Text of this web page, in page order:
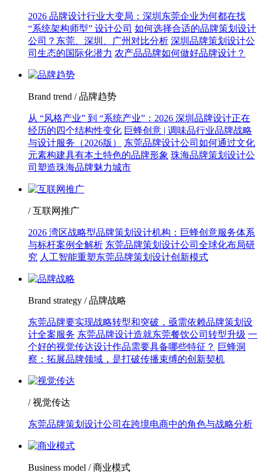
2026 品牌设计行业大变局：深圳东莞企业为何都在找
“系统架构师型” 设计公司 如何选择合适的品牌策划设计
公司？东莞、深圳、广州对比分析 深圳品牌策划设计公
司生态的国际化潜力 农产品品牌如何做好品牌设计？
Brand trend / 品牌趋势
从 “风格产业” 到 “系统产业”：2026 深圳品牌设计正在
经历的四个结构性变化 巨蜂创意 | 调味品行业品牌战略
与设计服务（2026版）
东莞品牌设计公司如何通过文化
元素构建具有本土特色的品牌形象 珠海品牌策划设计公
司塑造珠海品牌魅力城市
/ 互联网推广
2026 湾区战略型品牌策划设计机构：巨蜂创意服务体系
与标杆案例全解析 东莞品牌策划设计公司全球化布局研
究 人工智能重塑东莞品牌策划设计创新模式
Brand strategy / 品牌战略
东莞品牌要实现战略转型和突破，亟需依赖品牌策划设
计全案服务 东莞品牌设计造就东莞餐饮公司转型升级 一
个好的视觉传达设计作品需要具备哪些特征？ 巨蜂洞
察：拓展品牌领域，是打破传播束缚的创新契机
/ 视觉传达
东莞品牌策划设计公司在跨境电商中的角色与战略分析
Business model / 商业模式